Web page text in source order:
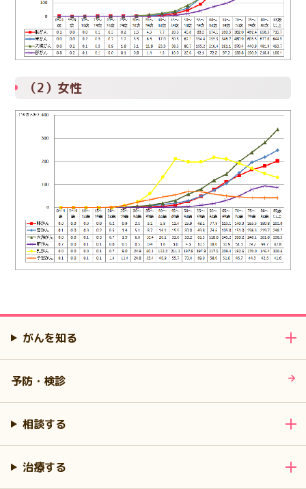
（2）女性
がんを知る
予防・検診
相談する
治療する